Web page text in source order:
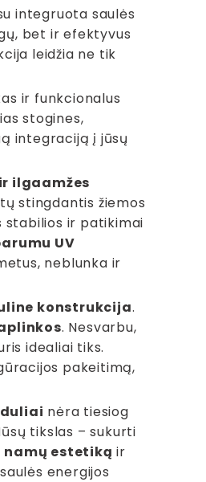
integruota saulės
bet ir efektyvus
leidžia ne tik
ir funkcionalus
stogines,
integraciją į jūsų
ilgaamžes
stingdantis žiemos
stabilios ir patikimai
UV
neblunka ir
konstrukcija.
. Nesvarbu,
idealiai tiks.
pakeitimą,
nėra tiesiog
tikslas – sukurti
estetiką ir
energijos